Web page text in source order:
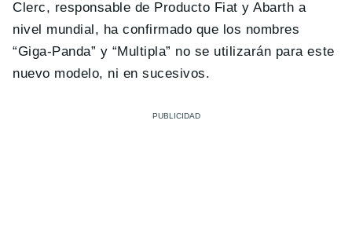
Clerc, responsable de Producto Fiat y Abarth a
nivel mundial, ha confirmado que los nombres
“Giga-Panda” y “Multipla” no se utilizarán para este
nuevo modelo, ni en sucesivos.